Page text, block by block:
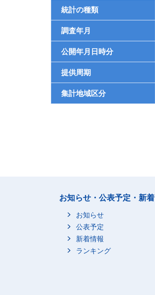
統計の種類
調査年月
公開年月日時分
提供周期
集計地域区分
お知らせ・公表予定・新着
お知らせ
公表予定
新着情報
ランキング